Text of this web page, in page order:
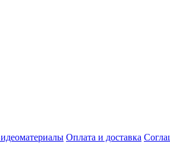
Оплата и доставка